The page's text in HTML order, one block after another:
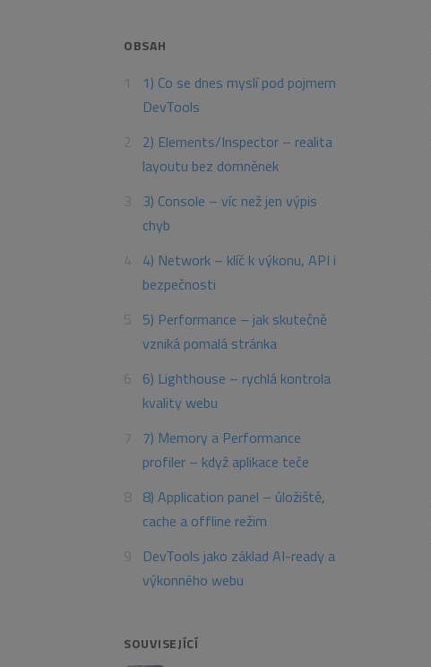
OBSAH
1) Co se dnes myslí pod pojmem
DevTools
2) Elements/Inspector – realita
layoutu bez domněnek
3) Console – víc než jen výpis
chyb
4) Network – klíč k výkonu, API i
bezpečnosti
5) Performance – jak skutečně
vzniká pomalá stránka
6) Lighthouse – rychlá kontrola
kvality webu
7) Memory a Performance
profiler – když aplikace teče
8) Application panel – úložiště,
cache a offline režim
DevTools jako základ AI-ready a
výkonného webu
SOUVISEJÍCÍ